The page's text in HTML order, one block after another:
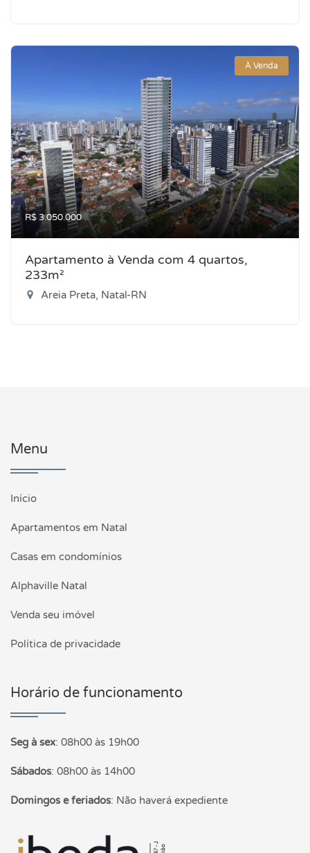
À Venda
R$ 3.050.000
Apartamento à Venda com 4 quartos,
233m²
Areia Preta, Natal-RN
Menu
Início
Apartamentos em Natal
Casas em condomínios
Alphaville Natal
Venda seu imóvel
Política de privacidade
Horário de funcionamento
Seg à sex: 08h00 às 19h00
Sábados: 08h00 às 14h00
Domingos e feriados: Não haverá expediente
Página inicial